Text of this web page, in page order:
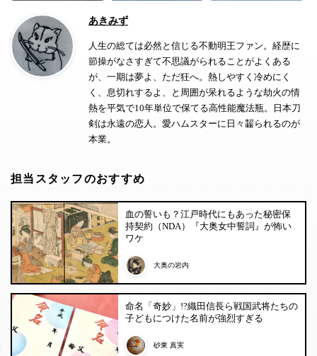
あきみず
人生の総ては必然と信じる不動明王ファン。経歴に
節操がなさすぎて不思議がられることがよくある
が、一期は夢よ、ただ狂へ。熱しやすく冷めにく
く、息切れするよ、と周囲が呆れるような劫火の情
熱を平気で10年単位で保てる高性能魔法瓶。日本刀
剣は永遠の恋人。愛ハムスターに日々齧られるのが
本業。
担当スタッフのおすすめ
血の誓いも？江戸時代にもあった秘密保
持契約（NDA）『大奥女中誓詞』が怖い
ワケ
大奥の岩内
命名「奇妙」!?織田信長ら戦国武将たちの
子どもにつけた名前が強烈すぎる
砂東 真実